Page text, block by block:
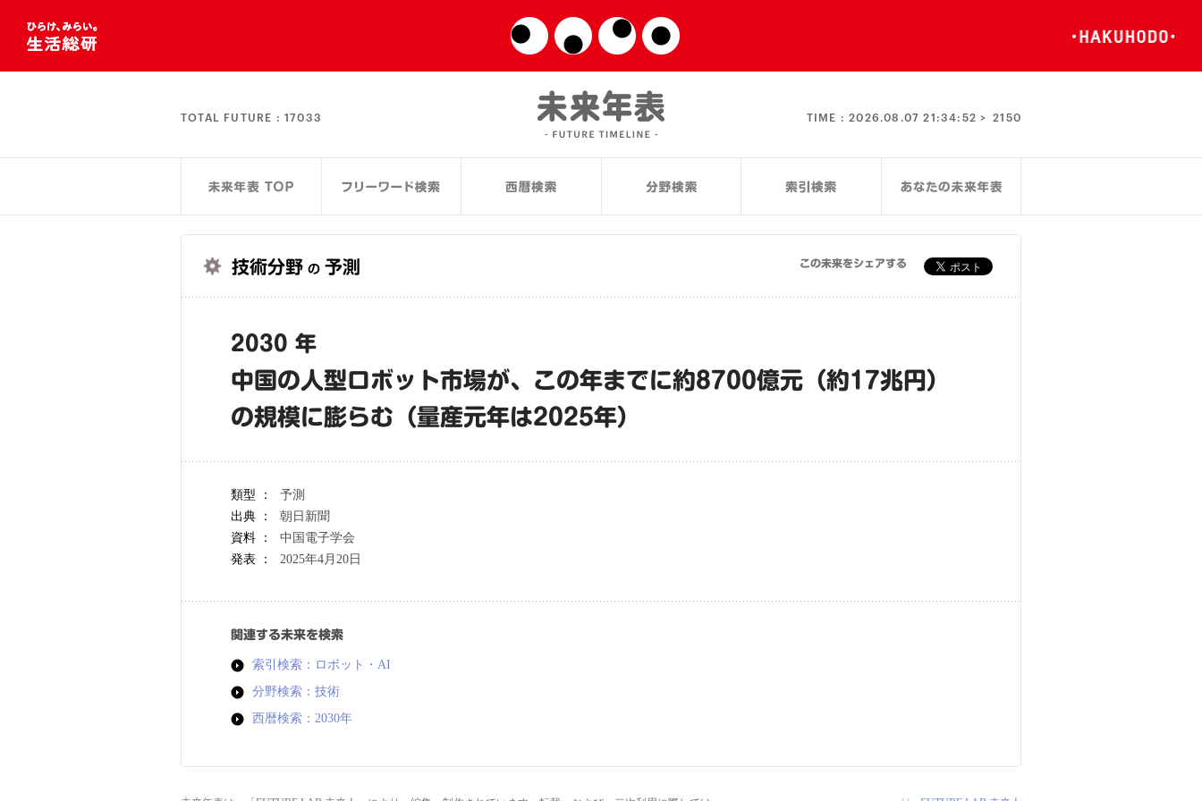
TOTAL FUTURE : 17033 TIME :2026.08.07 21:34:53 > 2150
技術分野 の 予測 この未来をシェアする
2030 年
中国の人型ロボット市場が、この年までに約8700億元（約17兆円）
の規模に膨らむ（量産元年は2025年）
類型 ：
予測
出典 ：
朝日新聞
資料 ：
中国電子学会
発表 ：
2025年4月20日
関連する未来を検索
索引検索：ロボット・AI
分野検索：技術
西暦検索：2030年